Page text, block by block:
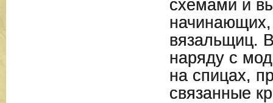
схемами и
вязальщиц.
наряду с
на спицах,
связанные